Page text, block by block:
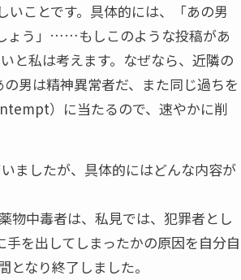
ことです。具体的には、「あの男
ょう」……もしこのような投稿があ
と私は考えます。なぜなら、近隣の
男は精神異常者だ、また同じ過ちを
）に当たるので、速やかに削
ましたが、具体的にはどんな内容が
物中毒者は、私見では、犯罪者とし
を出してしまったかの原因を自分自
なり終了しました。